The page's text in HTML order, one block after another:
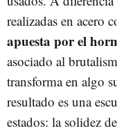
realizadas en acero
apuesta por el
asociado al
transforma en algo
resultado es una
estados: la solidez